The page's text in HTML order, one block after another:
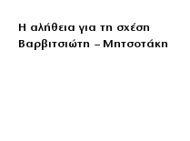
Η αλήθεια για τη σχέση
Βαρβιτσιώτη – Μητσοτάκη